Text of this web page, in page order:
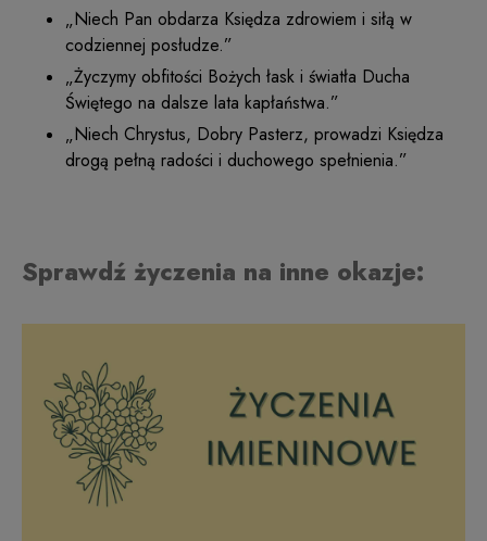
„Niech Pan obdarza Księdza zdrowiem i siłą w
codziennej posłudze.”
„Życzymy obfitości Bożych łask i światła Ducha
Świętego na dalsze lata kapłaństwa.”
„Niech Chrystus, Dobry Pasterz, prowadzi Księdza
drogą pełną radości i duchowego spełnienia.”
Sprawdź życzenia na inne okazje: